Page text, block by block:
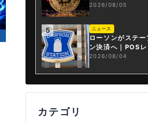
何が起きたか
2026/08/05
5 ニュース
ローソンがステー
ン決済へ｜POSレ
国内初
2026/08/04
カテゴリ